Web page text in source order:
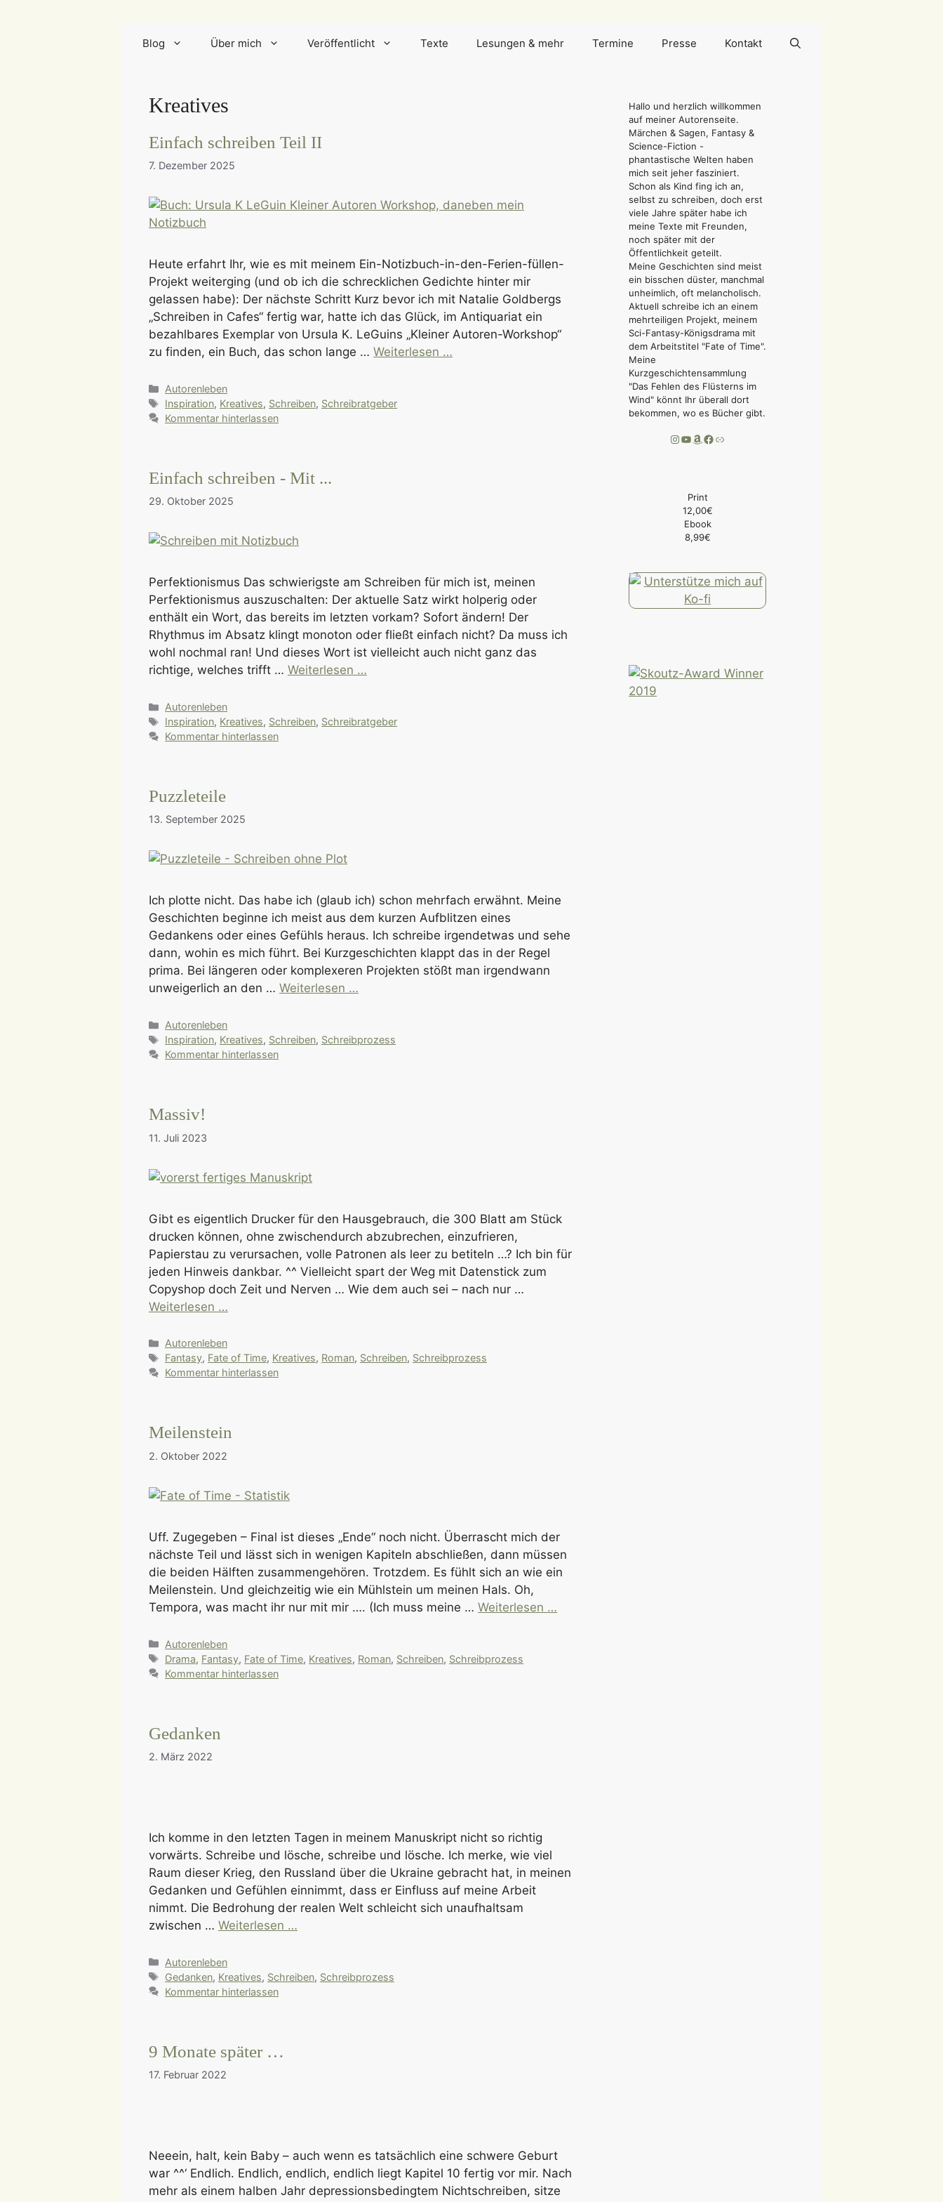
Blog Über mich Veröffentlicht Texte Lesungen & mehr Termine Presse Kontakt
Kreatives
Einfach schreiben Teil II
7. Dezember 2025
Heute erfahrt Ihr, wie es mit meinem Ein-Notizbuch-in-den-Ferien-füllen-
Projekt weiterging (und ob ich die schrecklichen Gedichte hinter mir
gelassen habe): Der nächste Schritt Kurz bevor ich mit Natalie Goldbergs
„Schreiben in Cafes“ fertig war, hatte ich das Glück, im Antiquariat ein
bezahlbares Exemplar von Ursula K. LeGuins „Kleiner Autoren-Workshop“
zu finden, ein Buch, das schon lange … Weiterlesen …
Kategorien
Autorenleben
Schlagwörter
Inspiration, Kreatives, Schreiben, Schreibratgeber
Kommentar hinterlassen
Einfach schreiben - Mit ...
29. Oktober 2025
Perfektionismus Das schwierigste am Schreiben für mich ist, meinen
Perfektionismus auszuschalten: Der aktuelle Satz wirkt holperig oder
enthält ein Wort, das bereits im letzten vorkam? Sofort ändern! Der
Rhythmus im Absatz klingt monoton oder fließt einfach nicht? Da muss ich
wohl nochmal ran! Und dieses Wort ist vielleicht auch nicht ganz das
richtige, welches trifft … Weiterlesen …
Kategorien
Autorenleben
Schlagwörter
Inspiration, Kreatives, Schreiben, Schreibratgeber
Kommentar hinterlassen
Puzzleteile
13. September 2025
Ich plotte nicht. Das habe ich (glaub ich) schon mehrfach erwähnt. Meine
Geschichten beginne ich meist aus dem kurzen Aufblitzen eines
Gedankens oder eines Gefühls heraus. Ich schreibe irgendetwas und sehe
dann, wohin es mich führt. Bei Kurzgeschichten klappt das in der Regel
prima. Bei längeren oder komplexeren Projekten stößt man irgendwann
unweigerlich an den … Weiterlesen …
Kategorien
Autorenleben
Schlagwörter
Inspiration, Kreatives, Schreiben, Schreibprozess
Kommentar hinterlassen
Massiv!
11. Juli 2023
Gibt es eigentlich Drucker für den Hausgebrauch, die 300 Blatt am Stück
drucken können, ohne zwischendurch abzubrechen, einzufrieren,
Papierstau zu verursachen, volle Patronen als leer zu betiteln …? Ich bin für
jeden Hinweis dankbar. ^^ Vielleicht spart der Weg mit Datenstick zum
Copyshop doch Zeit und Nerven … Wie dem auch sei – nach nur …
Weiterlesen …
Kategorien
Autorenleben
Schlagwörter
Fantasy, Fate of Time, Kreatives, Roman, Schreiben, Schreibprozess
Kommentar hinterlassen
Meilenstein
2. Oktober 2022
Uff. Zugegeben – Final ist dieses „Ende“ noch nicht. Überrascht mich der
nächste Teil und lässt sich in wenigen Kapiteln abschließen, dann müssen
die beiden Hälften zusammengehören. Trotzdem. Es fühlt sich an wie ein
Meilenstein. Und gleichzeitig wie ein Mühlstein um meinen Hals. Oh,
Tempora, was macht ihr nur mit mir …. (Ich muss meine … Weiterlesen …
Kategorien
Autorenleben
Schlagwörter
Drama, Fantasy, Fate of Time, Kreatives, Roman, Schreiben, Schreibprozess
Kommentar hinterlassen
Gedanken
2. März 2022
Ich komme in den letzten Tagen in meinem Manuskript nicht so richtig
vorwärts. Schreibe und lösche, schreibe und lösche. Ich merke, wie viel
Raum dieser Krieg, den Russland über die Ukraine gebracht hat, in meinen
Gedanken und Gefühlen einnimmt, dass er Einfluss auf meine Arbeit
nimmt. Die Bedrohung der realen Welt schleicht sich unaufhaltsam
zwischen … Weiterlesen …
Kategorien
Autorenleben
Schlagwörter
Gedanken, Kreatives, Schreiben, Schreibprozess
Kommentar hinterlassen
9 Monate später …
17. Februar 2022
Neeein, halt, kein Baby – auch wenn es tatsächlich eine schwere Geburt
war ^^‘ Endlich. Endlich, endlich, endlich liegt Kapitel 10 fertig vor mir. Nach
mehr als einem halben Jahr depressionsbedingtem Nichtschreiben, sitze
Hallo und herzlich willkommen
auf meiner Autorenseite.
Märchen & Sagen, Fantasy &
Science-Fiction -
phantastische Welten haben
mich seit jeher fasziniert.
Schon als Kind fing ich an,
selbst zu schreiben, doch erst
viele Jahre später habe ich
meine Texte mit Freunden,
noch später mit der
Öffentlichkeit geteilt.
Meine Geschichten sind meist
ein bisschen düster, manchmal
unheimlich, oft melancholisch.
Aktuell schreibe ich an einem
mehrteiligen Projekt, meinem
Sci-Fantasy-Königsdrama mit
dem Arbeitstitel "Fate of Time".
Meine
Kurzgeschichtensammlung
"Das Fehlen des Flüsterns im
Wind" könnt Ihr überall dort
bekommen, wo es Bücher gibt.
Instagram
YouTube
Amazon
Facebook
Link
Print
12,00€
Ebook
8,99€